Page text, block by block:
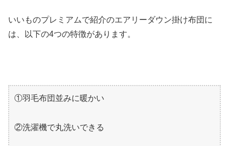
いいものプレミアムで紹介のエアリーダウン掛け布団に
は、以下の4つの特徴があります。
①羽毛布団並みに暖かい
②洗濯機で丸洗いできる